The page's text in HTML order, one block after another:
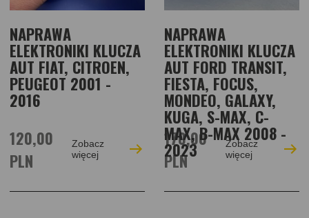
NAPRAWA
ELEKTRONIKI KLUCZA
AUT FIAT, CITROEN,
PEUGEOT 2001 -
2016
120,00
PLN
Zobacz
więcej
NAPRAWA
ELEKTRONIKI KLUCZA
AUT FORD TRANSIT,
FIESTA, FOCUS,
MONDEO, GALAXY,
KUGA, S-MAX, C-
MAX, B-MAX 2008 -
2023
170,00
PLN
Zobacz
więcej